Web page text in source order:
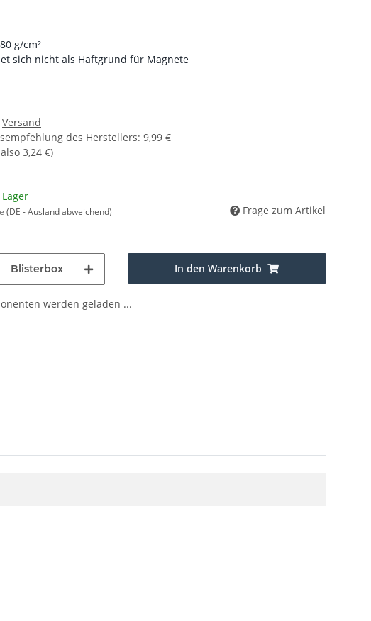
g/cm²
sich nicht als Haftgrund für Magnete
Versand
des Herstellers: 9,99 €
3,24 €)
(DE - Ausland abweichend) Frage zum Artikel
Blisterbox In den Warenkorb
werden geladen ...